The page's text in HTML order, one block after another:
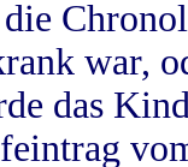
war,
das